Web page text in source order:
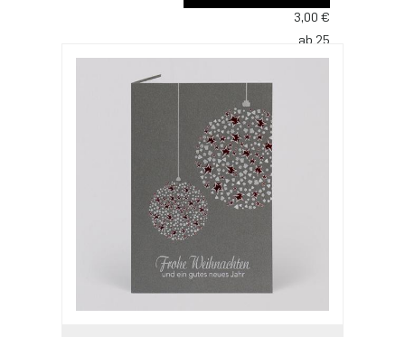
3,00 €
ab 25
2,50 €